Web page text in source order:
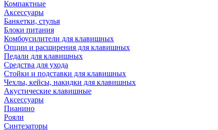
Компактные
Аксессуары
Банкетки, стулья
Блоки питания
Комбоусилители для клавишных
Опции и расширения для клавишных
Педали для клавишных
Средства для ухода
Стойки и подставки для клавишных
Чехлы, кейсы, накидки для клавишных
Акустические клавишные
Аксессуары
Пианино
Рояли
Синтезаторы